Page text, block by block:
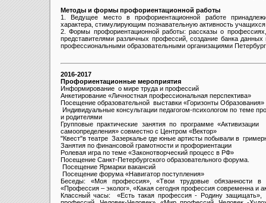
Методы и формы профориентационной работы
1. Ведущее место в профориентационной работе
характера, стимулирующим познавательную активность
2. Формы профориентационной работы: рассказы о
представителями различных профессий, создание банка
профессиональными образовательными организациями
2016-2017
Профориентационные мероприятия
Информирование о мире труда и профессий
Анкетирование «Личностная профессиональная перспектива»
Посещение образовательной выставки «Горизонты Образования»
Индивидуальные консультации педагогом-психологом по теме
и родителями
Групповые практические занятия по программе
самоопределения» совместно с Центром «Вектор»
"Квест"в театре Зазеркалье где юные артисты побывали в
Занятия по финансовой грамотности и профориентации
Ролевая игра по теме «Законотворческий процесс в РФ»
Посещение Санкт-Петербургского образовательного форума.
Посещение Ярмарки вакансий
Посещение форума «Навигатор поступления»
Беседы: «Моя профессия», «Твои трудовые обязанности
«Профессия – эколог», «Какая сегодня профессия современна и
Классный часы: «Есть такая профессия - Родину